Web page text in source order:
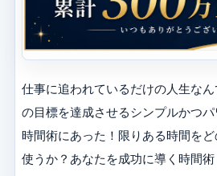
仕事に追われているだけの人生な
の目標を達成させるシンプルかつ
時間術にあった！限りある時間を
使うか？あなたを成功に導く時